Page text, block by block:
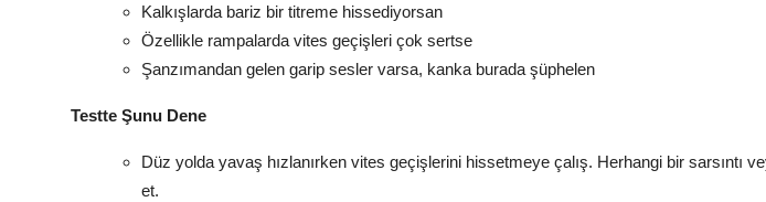
Kalkışlarda bariz bir titreme hissediyorsan
Özellikle rampalarda vites geçişleri çok sertse
Şanzımandan gelen garip sesler varsa, kanka burada şüphelen
Testte Şunu Dene
Düz yolda yavaş hızlanırken vites geçişlerini hissetmeye çalış. Herhangi bir sarsıntı
et.